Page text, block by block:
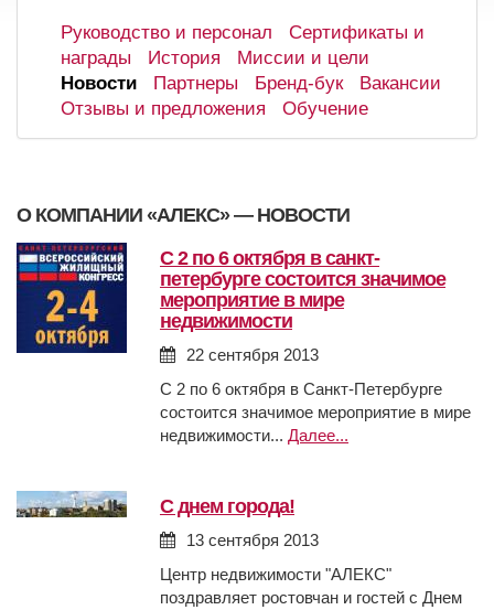
Руководство и персонал
Сертификаты и
награды
История
Миссии и цели
Новости
Партнеры Бренд-бук
Вакансии
Отзывы и предложения
Обучение
О КОМПАНИИ «АЛЕКС» — НОВОСТИ
с 2 по 6 октября в санкт-
петербурге состоится значимое
мероприятие в мире
недвижимости
22 сентября 2013
С 2 по 6 октября в Санкт-Петербурге
состоится значимое мероприятие в мире
недвижимости... Далее...
с днем города!
13 сентября 2013
Центр недвижимости "АЛЕКС"
поздравляет ростовчан и гостей с Днем